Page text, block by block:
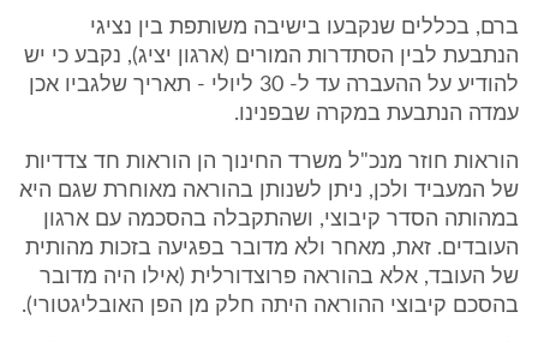
ברם, בכללים שנקבעו בישיבה משותפת בין נציגי
הנתבעת לבין הסתדרות המורים (ארגון יציג), נקבע כי יש
להודיע על ההעברה עד ל- 30 ליולי - תאריך שלגביו אכן
עמדה הנתבעת במקרה שבפנינו.
הוראות חוזר מנכ"ל משרד החינוך הן הוראות חד צדדיות
של המעביד ולכן, ניתן לשנותן בהוראה מאוחרת שגם היא
במהותה הסדר קיבוצי, ושהתקבלה בהסכמה עם ארגון
העובדים. זאת, מאחר ולא מדובר בפגיעה בזכות מהותית
של העובד, אלא בהוראה פרוצדורלית (אילו היה מדובר
בהסכם קיבוצי ההוראה היתה חלק מן הפן האובליגטורי).